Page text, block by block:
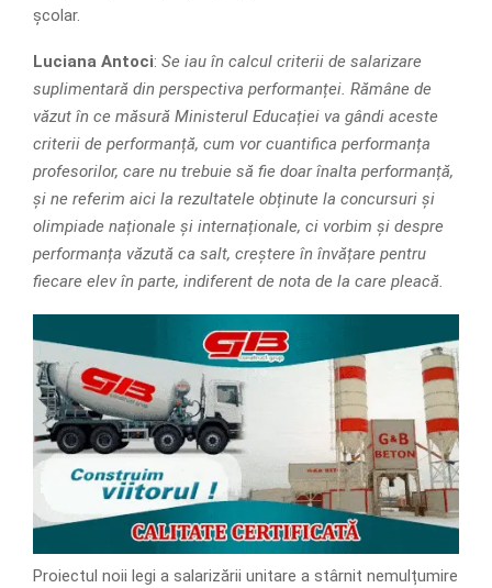
școlar.
Luciana Antoci: Se iau în calcul criterii de salarizare
suplimentară din perspectiva performanței. Rămâne de
văzut în ce măsură Ministerul Educației va gândi aceste
criterii de performanță, cum vor cuantifica performanța
profesorilor, care nu trebuie să fie doar înalta performanță,
și ne referim aici la rezultatele obținute la concursuri și
olimpiade naționale și internaționale, ci vorbim și despre
performanța văzută ca salt, creștere în învățare pentru
fiecare elev în parte, indiferent de nota de la care pleacă.
Proiectul noii legi a salarizării unitare a stârnit nemulțumire